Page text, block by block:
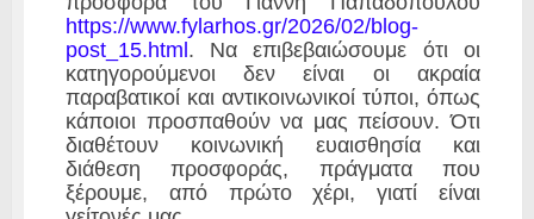
https://www.fylarhos.gr/2026/02/blog-
post_15.html. Να επιβεβαιώσουμε ότι οι
κατηγορούμενοι δεν είναι οι ακραία
παραβατικοί και αντικοινωνικοί τύποι, όπως
κάποιοι προσπαθούν να μας πείσουν. Ότι
διαθέτουν κοινωνική ευαισθησία και
διάθεση προσφοράς, πράγματα που
ξέρουμε, από πρώτο χέρι, γιατί είναι